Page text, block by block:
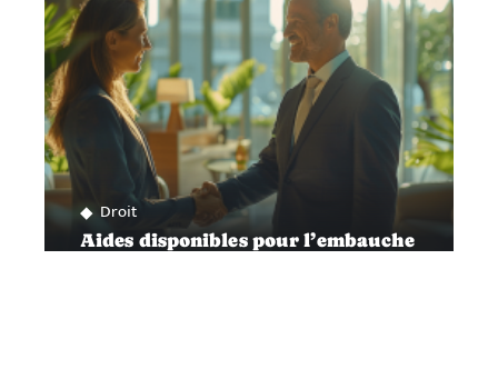
Droit
Aides disponibles pour l’embauche